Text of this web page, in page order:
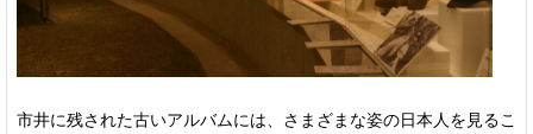
市井に残された古いアルバムには、さまざまな姿の日本人を見るこ